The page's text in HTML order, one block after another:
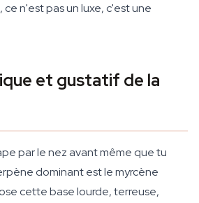
n'est pas un luxe, c'est une
et gustatif de la
par le nez avant même que tu
dominant est le myrcène
cette base lourde, terreuse,